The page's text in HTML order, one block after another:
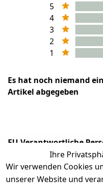
5
4
3
2
1
Es hat noch niemand
Artikel abgegeben
EU-Verantwortliche
Ihre
Wir verwenden Cookies
unserer Website und